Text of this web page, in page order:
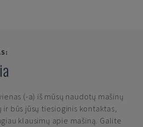
(-a) iš mūsų naudotų mašinų
būs jūsų tiesioginis kontaktas,
klausimų apie mašiną. Galite